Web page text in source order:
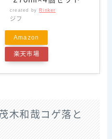
created by Rinker
ジフ
Amazon
楽天市場
木和哉コゲ落と